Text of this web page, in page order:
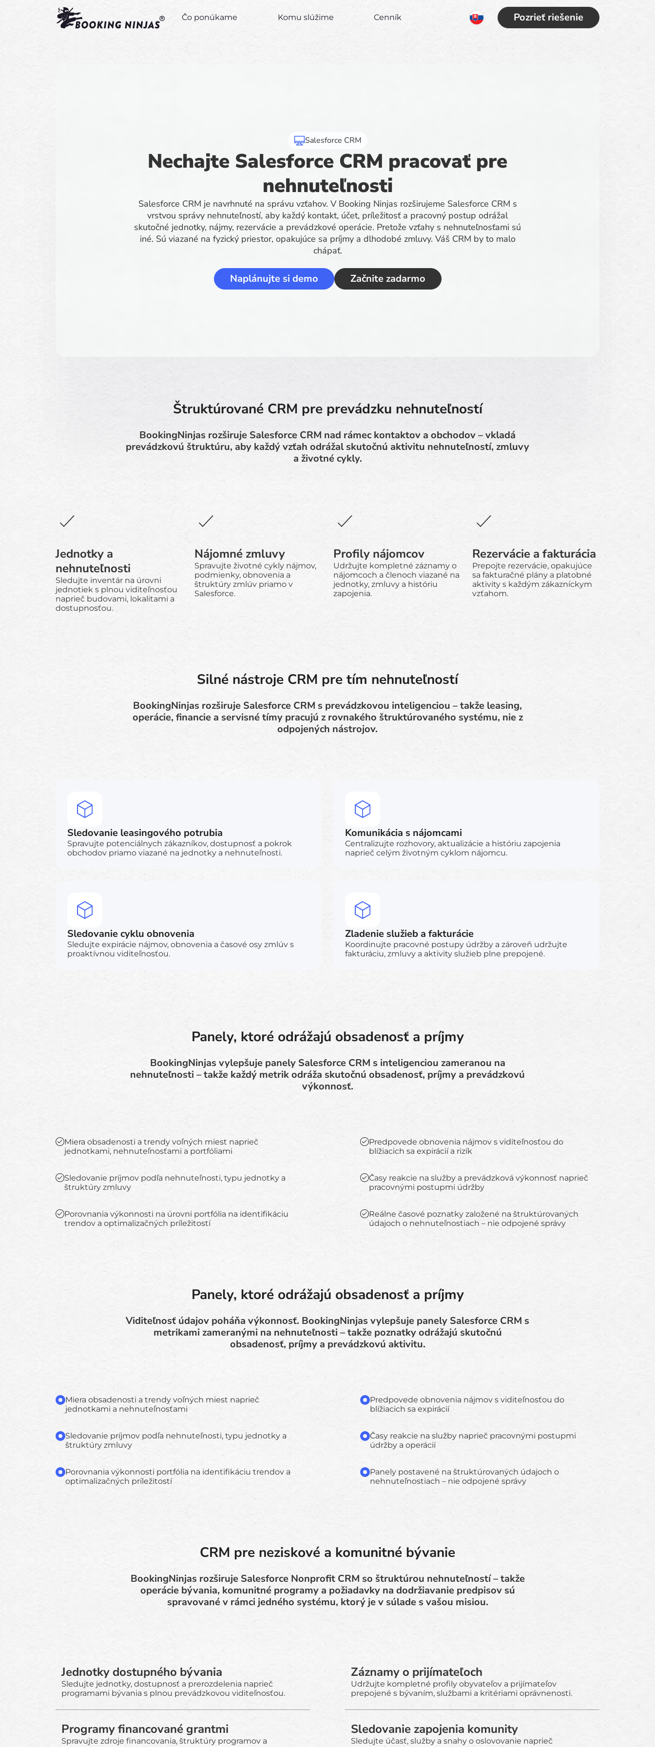
Pozrieť riešenie
Čo ponúkame Komu slúžime Cenník
Salesforce CRM
Nechajte Salesforce CRM pracovať pre
nehnuteľnosti
Salesforce CRM je navrhnuté na správu vzťahov. V Booking Ninjas rozširujeme Salesforce CRM s
vrstvou správy nehnuteľností, aby každý kontakt, účet, príležitosť a pracovný postup odrážal
skutočné jednotky, nájmy, rezervácie a prevádzkové operácie. Pretože vzťahy s nehnuteľnosťami sú
iné. Sú viazané na fyzický priestor, opakujúce sa príjmy a dlhodobé zmluvy. Váš CRM by to malo
chápať.
Naplánujte si demo Začnite zadarmo
Štruktúrované CRM pre prevádzku nehnuteľností
BookingNinjas rozširuje Salesforce CRM nad rámec kontaktov a obchodov – vkladá
prevádzkovú štruktúru, aby každý vzťah odrážal skutočnú aktivitu nehnuteľností, zmluvy
a životné cykly.
Jednotky a
nehnuteľnosti
Sledujte inventár na úrovni
jednotiek s plnou viditeľnosťou
naprieč budovami, lokalitami a
dostupnosťou.
Nájomné zmluvy
Spravujte životné cykly nájmov,
podmienky, obnovenia a
štruktúry zmlúv priamo v
Salesforce.
Profily nájomcov
Udržujte kompletné záznamy o
nájomcoch a členoch viazané na
jednotky, zmluvy a históriu
zapojenia.
Rezervácie a fakturácia
Prepojte rezervácie, opakujúce
sa fakturačné plány a platobné
aktivity s každým zákazníckym
vzťahom.
Silné nástroje CRM pre tím nehnuteľností
BookingNinjas rozširuje Salesforce CRM s prevádzkovou inteligenciou – takže leasing,
operácie, financie a servisné tímy pracujú z rovnakého štruktúrovaného systému, nie z
odpojených nástrojov.
Sledovanie leasingového potrubia
Spravujte potenciálnych zákazníkov, dostupnosť a pokrok
obchodov priamo viazané na jednotky a nehnuteľnosti.
Komunikácia s nájomcami
Centralizujte rozhovory, aktualizácie a históriu zapojenia
naprieč celým životným cyklom nájomcu.
Sledovanie cyklu obnovenia
Sledujte expirácie nájmov, obnovenia a časové osy zmlúv s
proaktívnou viditeľnosťou.
Zladenie služieb a fakturácie
Koordinujte pracovné postupy údržby a zároveň udržujte
fakturáciu, zmluvy a aktivity služieb plne prepojené.
Panely, ktoré odrážajú obsadenosť a príjmy
BookingNinjas vylepšuje panely Salesforce CRM s inteligenciou zameranou na
nehnuteľnosti – takže každý metrik odráža skutočnú obsadenosť, príjmy a prevádzkovú
výkonnosť.
Miera obsadenosti a trendy voľných miest naprieč
jednotkami, nehnuteľnosťami a portfóliami
Predpovede obnovenia nájmov s viditeľnosťou do
blížiacich sa expirácií a rizík
Sledovanie príjmov podľa nehnuteľnosti, typu jednotky a
štruktúry zmluvy
Časy reakcie na služby a prevádzková výkonnosť naprieč
pracovnými postupmi údržby
Porovnania výkonnosti na úrovni portfólia na identifikáciu
trendov a optimalizačných príležitostí
Reálne časové poznatky založené na štruktúrovaných
údajoch o nehnuteľnostiach – nie odpojené správy
Panely, ktoré odrážajú obsadenosť a príjmy
Viditeľnosť údajov poháňa výkonnosť. BookingNinjas vylepšuje panely Salesforce CRM s
metrikami zameranými na nehnuteľnosti – takže poznatky odrážajú skutočnú
obsadenosť, príjmy a prevádzkovú aktivitu.
Miera obsadenosti a trendy voľných miest naprieč
jednotkami a nehnuteľnosťami
Predpovede obnovenia nájmov s viditeľnosťou do
blížiacich sa expirácií
Sledovanie príjmov podľa nehnuteľnosti, typu jednotky a
štruktúry zmluvy
Časy reakcie na služby naprieč pracovnými postupmi
údržby a operácií
Porovnania výkonnosti portfólia na identifikáciu trendov a
optimalizačných príležitostí
Panely postavené na štruktúrovaných údajoch o
nehnuteľnostiach – nie odpojené správy
CRM pre neziskové a komunitné bývanie
BookingNinjas rozširuje Salesforce Nonprofit CRM so štruktúrou nehnuteľností – takže
operácie bývania, komunitné programy a požiadavky na dodržiavanie predpisov sú
spravované v rámci jedného systému, ktorý je v súlade s vašou misiou.
Jednotky dostupného bývania
Sledujte jednotky, dostupnosť a prerozdelenia naprieč
programami bývania s plnou prevádzkovou viditeľnosťou.
Záznamy o prijímateľoch
Udržujte kompletné profily obyvateľov a prijímateľov
prepojené s bývaním, službami a kritériami oprávnenosti.
Programy financované grantmi
Spravujte zdroje financovania, štruktúry programov a
Sledovanie zapojenia komunity
Sledujte účasť, služby a snahy o oslovovanie naprieč